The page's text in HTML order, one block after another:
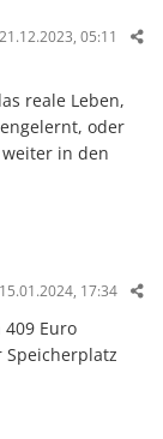
21.12.2023, 05:11
reale Leben,
oder
in den
15.01.2024, 17:34
Euro
Speicherplatz